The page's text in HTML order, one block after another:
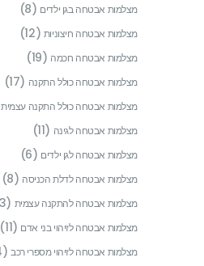
מצלמות אבטחה בגן ילדים (8)
מצלמות אבטחה חיצוניות (12)
מצלמות אבטחה חכמה (19)
מצלמות אבטחה כולל התקנה (17)
מצלמות אבטחה כולל התקנה עצמית
מצלמות אבטחה לגינה (11)
מצלמות אבטחה לגן ילדים (6)
מצלמות אבטחה לדלת הכניסה (8)
מצלמות אבטחה להתקנה עצמית (13)
מצלמות אבטחה לזיהוי בני אדם (11)
מצלמות אבטחה לזיהוי מספרי רכב (4)